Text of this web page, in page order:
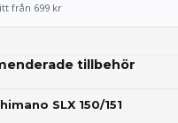
från 699 kr
tillbehör
SLX 150/151